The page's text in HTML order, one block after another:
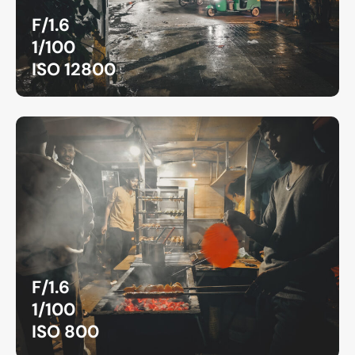
F/1.6
1/100
ISO 12800
F/1.6
1/100
ISO 800